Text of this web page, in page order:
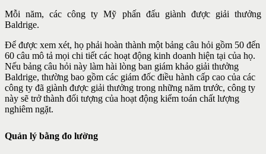
Mỗi năm, các công ty Mỹ phấn đấu giành được giải thưởng
Baldrige.
Để được xem xét, họ phải hoàn thành một bảng câu hỏi gồm 50 đến
60 câu mô tả mọi chi tiết các hoạt động kinh doanh hiện tại của họ.
Nếu bảng câu hỏi này làm hài lòng ban giám khảo giải thưởng
Baldrige, thường bao gồm các giám đốc điều hành cấp cao của các
công ty đã giành được giải thưởng trong những năm trước, công ty
này sẽ trở thành đối tượng của hoạt động kiểm toán chất lượng
nghiêm ngặt.
Quản lý bằng đo lường